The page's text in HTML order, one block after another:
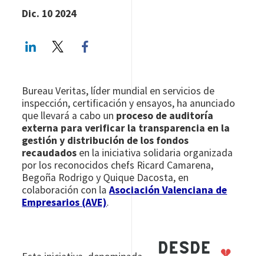
Dic. 10 2024
LinkedInTwitter
Bureau Veritas, líder mundial en servicios de
inspección, certificación y ensayos, ha anunciado
que llevará a cabo un proceso de auditoría
externa para verificar la transparencia en la
gestión y distribución de los fondos
recaudados en la iniciativa solidaria organizada
por los reconocidos chefs Ricard Camarena,
Begoña Rodrigo y Quique Dacosta, en
colaboración con laAsociación Valenciana de
Empresarios (AVE).